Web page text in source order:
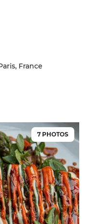
France
7 PHOTOS